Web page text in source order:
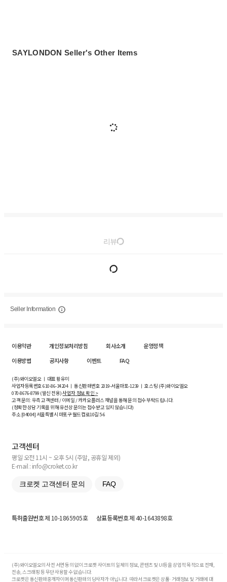
SAYLONDON Seller's Other Items
리뷰
Seller Information
이용약관 개인정보처리방침 회사소개
운영정책
이용방법
공지사항 이벤트 FAQ
(주)와이오엘오 ㅣ 대표 황유미
사업자등록번호610-86-34204ㅣ 통신판매번호 2019-서울마포-1239 ㅣ 호스팅 (주)와이오엘오
070-8676-8799 (발신 전용)사업자 정보 확인 >
고객 문의: 우측 고객센터 / 이메일 / 카카오플러스 채널을 통해 문의 접수 부탁드립니다.
(정확한 상담 기록을 위해 유선상 문의는 접수받고 있지 않습니다)
주소 [04004] 서울특별시 마포구 월드컵로10길5-6
고객센터
평일 오전 11시 ~ 오후 5시 (주말, 공휴일 제외)
E-mail : info@croket.co.kr
크로켓 고객센터 문의 FAQ
특허출원번호제 10-1865905호 상표등록번호제 40-1643898호
(주)와이오엘오의 사전 서면 동의 없이 크로켓 사이트의 일체의 정보, 콘텐츠 및 UI등을 상업적 목적으로 전재,
전송, 스크래핑 등 무단 사용할 수 없습니다.
크로켓은 통신판매중개자이며 통신판매의 당사자가 아닙니다. 따라서 크로켓은 상품·거래정보 및 거래에 대